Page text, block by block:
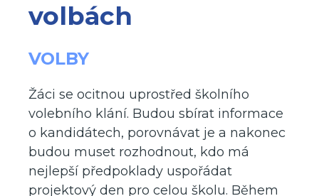
volbách
VOLBY
Žáci se ocitnou uprostřed školního
volebního klání. Budou sbírat informace
o kandidátech, porovnávat je a nakonec
budou muset rozhodnout, kdo má
nejlepší předpoklady uspořádat
projektový den pro celou školu. Během